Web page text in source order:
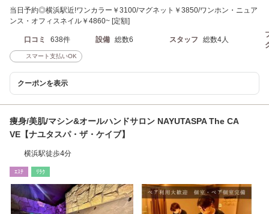
当日予約◎横浜駅近!ワンカラー￥3100/マグネット￥3850/ワンホン・ニュア
ンス・オフィスネイル￥4860~ [定額]
口コミ 638件 設備 総数6 スタッフ 総数4人
スマート支払いOK
クーポンを表示
痩身/美肌/マシン&オールハンドサロン NAYUTASPA The CA
VE【ナユタスパ・ザ・ケイブ】
横浜駅徒歩4分
ｴｽﾃ ﾘﾗｸ